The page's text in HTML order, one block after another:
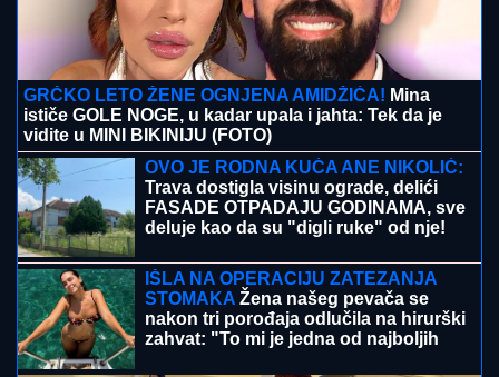
GRČKO LETO ŽENE OGNJENA AMIDŽIĆA! Mina
ističe GOLE NOGE, u kadar upala i jahta: Tek da je
vidite u MINI BIKINIJU (FOTO)
OVO JE RODNA KUĆA ANE NIKOLIĆ:
Trava dostigla visinu ograde, delići
FASADE OTPADAJU GODINAMA, sve
deluje kao da su "digli ruke" od nje!
IŠLA NA OPERACIJU ZATEZANJA
STOMAKA Žena našeg pevača se
nakon tri porođaja odlučila na hirurški
zahvat: "To mi je jedna od najboljih